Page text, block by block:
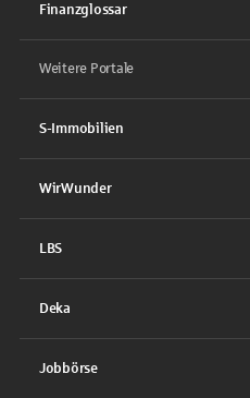
Finanzglossar
Weitere Portale
S-Immobilien
WirWunder
LBS
Deka
Jobbörse